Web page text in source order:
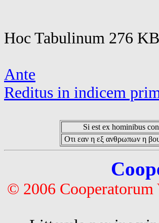
Hoc Tabulinum 276
Ante
Reditus in indicem
Si est ex hominibus
Οτι εαν η εξ ανθρωπων η
© 2006 Cooperatorum